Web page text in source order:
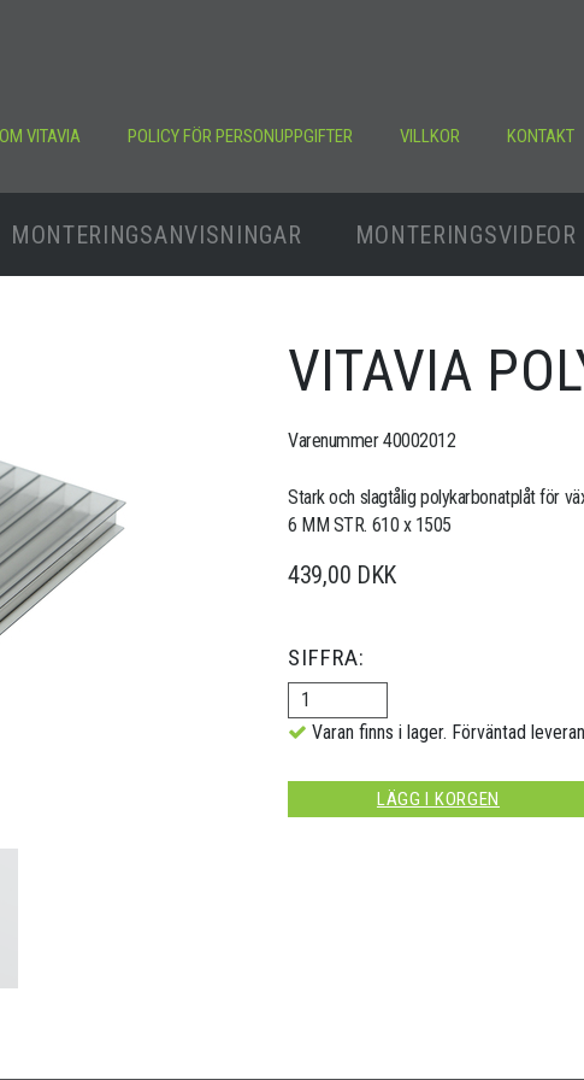
VITAVIA POLICY FÖR PERSONUPPGIFTER VILLKOR KONTAKT
MONTERINGSANVISNINGAR MONTERINGSVIDEOR
VITAVIA
Varenummer 40002012
Stark och slagtålig polykarbonatplåt för
6 MM STR. 610 x 1505
439,00 DKK
SIFFRA:
Varan finns i lager. Förväntad
LÄGG I KORGEN